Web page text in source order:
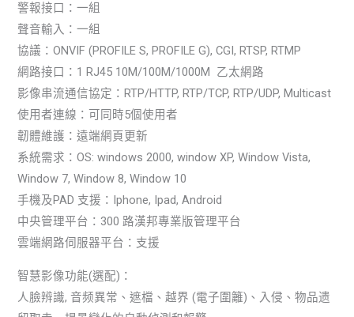
警報接口：一組
聲音輸入：一組
協議：ONVIF (PROFILE S, PROFILE G), CGI, RTSP, RTMP
網路接口：1 RJ45 10M/100M/1000M 乙太網路
影像串流通信協定：RTP/HTTP, RTP/TCP, RTP/UDP, Multicast
使用者連線：可同時5個使用者
韌體維護：遠端網頁更新
系統需求：OS: windows 2000, window XP, Window Vista,
Window 7, Window 8, Window 10
手機及PAD 支援：Iphone, Ipad, Android
中央管理平台：300 路漢邦專業版管理平台
雲端網路伺服器平台：支援
智慧影像功能(選配)：
人臉辨識, 音频異常、遮檔、越界 (電子圍籬)、入侵、物品遗